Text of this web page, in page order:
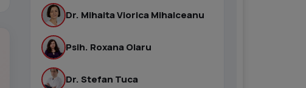
Dr. Mihaita Viorica Mihalceanu
Psih. Roxana Olaru
Dr. Stefan Tuca